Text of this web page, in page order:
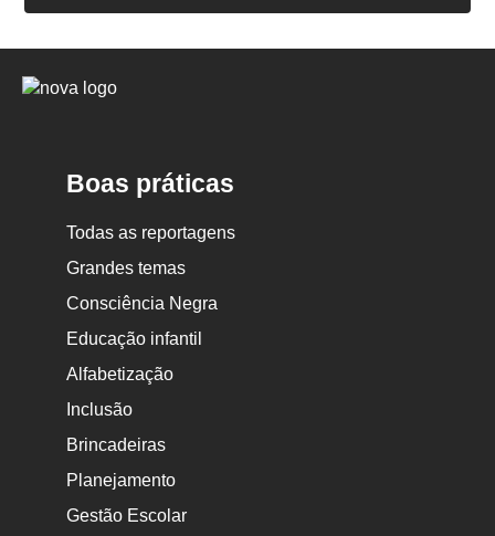
Logo
Boas práticas
Todas as reportagens
Grandes temas
Consciência Negra
Educação infantil
Alfabetização
Inclusão
Brincadeiras
Planejamento
Gestão Escolar